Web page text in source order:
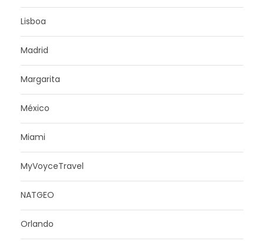
Lisboa
Madrid
Margarita
México
Miami
MyVoyceTravel
NATGEO
Orlando